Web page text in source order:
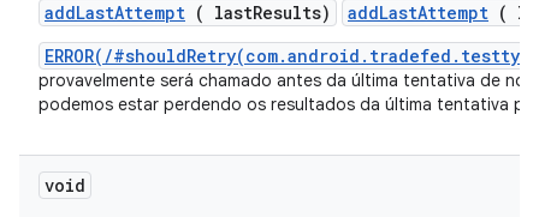
addLastAttempt ( lastResults) addLastAttempt (
ERROR(/
provavelmente será chamado antes da última tentativa de
podemos estar perdendo os resultados da última tentativa
void